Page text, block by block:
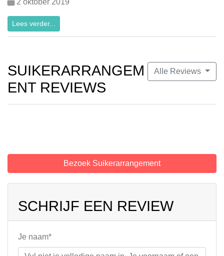
2 oktober 2019
Lees verder...
Alle Reviews
SUIKERARRANGEM
ENT REVIEWS
Bezoek Suikerarrangement
SCHRIJF EEN REVIEW
Je naam*